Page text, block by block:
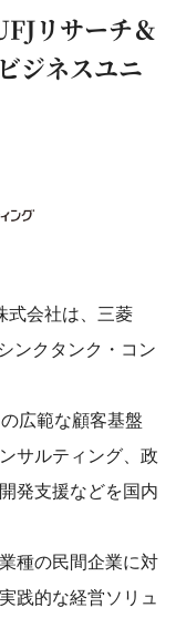
リサーチ＆
ジネスユニ
式会社は、三菱
ンクタンク・コン
広範な顧客基盤
サルティング、政
発支援などを国内
種の民間企業に対
践的な経営ソリュ